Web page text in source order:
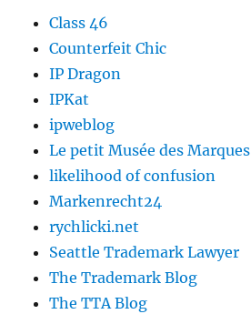
Class 46
Counterfeit Chic
IP Dragon
IPKat
ipweblog
Le petit Musée des Marques
likelihood of confusion
Markenrecht24
rychlicki.net
Seattle Trademark Lawyer
The Trademark Blog
The TTA Blog